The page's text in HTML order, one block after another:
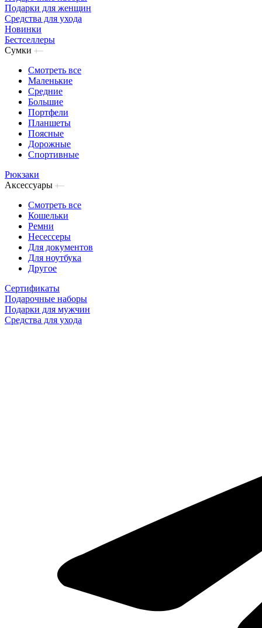
Подарки для женщин
Средства для ухода
Новинки
Бестселлеры
Сумки
Смотреть все
Маленькие
Средние
Большие
Портфели
Планшеты
Поясные
Дорожные
Спортивные
Рюкзаки
Аксессуары
Смотреть все
Кошельки
Ремни
Несессеры
Для документов
Для ноутбука
Другое
Сертификаты
Подарочные наборы
Подарки для мужчин
Средства для ухода